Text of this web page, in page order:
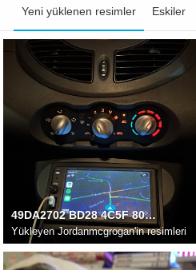
Yeni yüklenen resimler Eskiler
49DA2702 BD28 4C5F 80AE 3DDEEB259168
YükleyenJordanmcgrogan'in resimleri